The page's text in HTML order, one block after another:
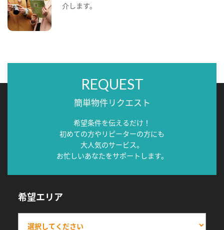
介します。
REQUEST
簡単物件リクエスト
希望条件を伝えるだけ！
初めての方やリピーターの方にも
大人気のサービス。
お忙しいあなたをサポートします。
希望エリア